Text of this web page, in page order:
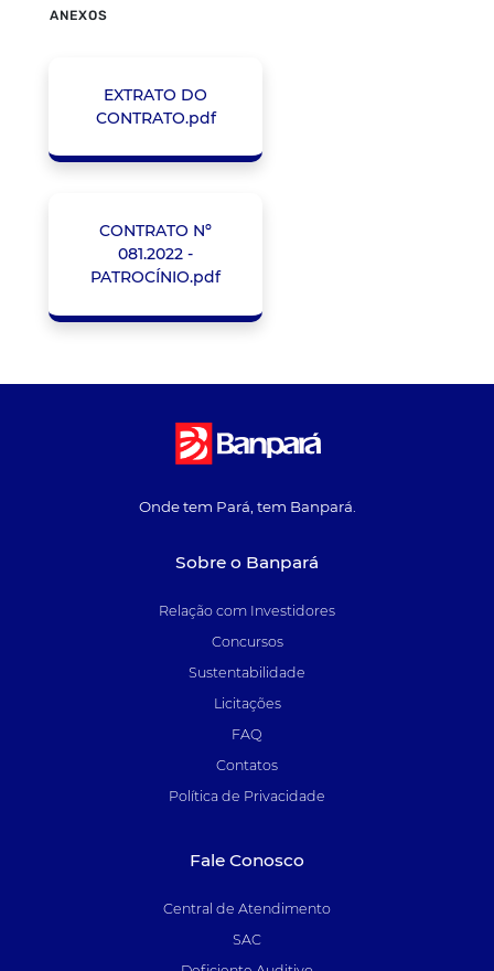
ANEXOS
EXTRATO DO
CONTRATO.pdf
CONTRATO Nº
081.2022 -
PATROCÍNIO.pdf
Onde tem Pará, tem Banpará.
Sobre o Banpará
Relação com Investidores
Concursos
Sustentabilidade
Licitações
FAQ
Contatos
Política de Privacidade
Fale Conosco
Central de Atendimento
SAC